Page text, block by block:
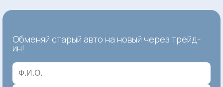
Обменяй старый авто на новый через трейд-
ин!